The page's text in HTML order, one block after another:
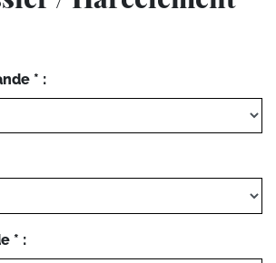
* :
* :